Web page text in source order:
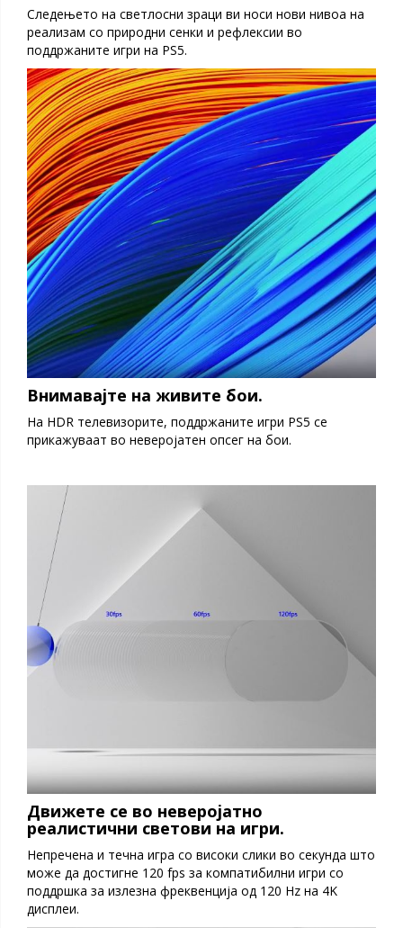
Следењето на светлосни зраци ви носи нови нивоа на
реализам со природни сенки и рефлексии во
поддржаните игри на PS5.
Внимавајте на живите бои.
На HDR телевизорите, поддржаните игри PS5 се
прикажуваат во неверојатен опсег на бои.
Движете се во неверојатно
реалистични светови на игри.
Непречена и течна игра со високи слики во секунда што
може да достигне 120 fps за компатибилни игри со
поддршка за излезна фреквенција од 120 Hz на 4K
дисплеи.